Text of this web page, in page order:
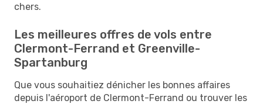
chers.
Les meilleures offres de vols entre
Clermont-Ferrand et Greenville-
Spartanburg
Que vous souhaitiez dénicher les bonnes affaires
depuis l'aéroport de Clermont-Ferrand ou trouver les